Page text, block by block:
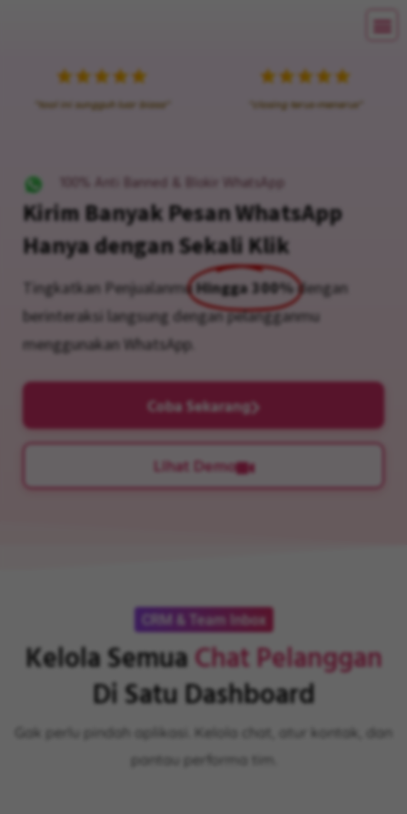
"tool ini sungguh luar biasa" "closing terus-menerus"
100% Anti Banned & Blokir WhatsApp
Kirim Banyak Pesan WhatsApp
Hanya dengan Sekali Klik
Tingkatkan Penjualanmu Hingga 300% dengan
berinteraksi langsung dengan pelangganmu
menggunakan WhatsApp.
Coba Sekarang
Lihat Demo
CRM & Team Inbox
Kelola SemuaChat Pelanggan
Di Satu Dashboard
Gak perlu pindah aplikasi. Kelola chat, atur kontak, dan
pantau performa tim.